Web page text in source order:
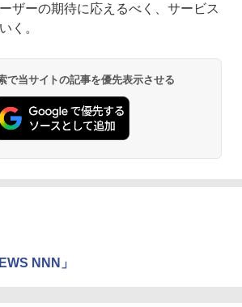
ザーの期待に応えるべく、サービス
く。
で当サイトの記事を優先表示させる
NNN」